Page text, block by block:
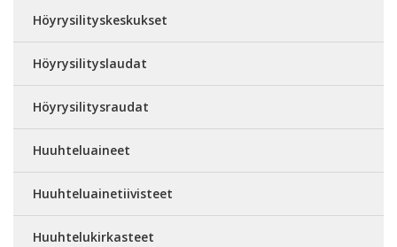
Höyrysilityskeskukset
Höyrysilityslaudat
Höyrysilitysraudat
Huuhteluaineet
Huuhteluainetiivisteet
Huuhtelukirkasteet